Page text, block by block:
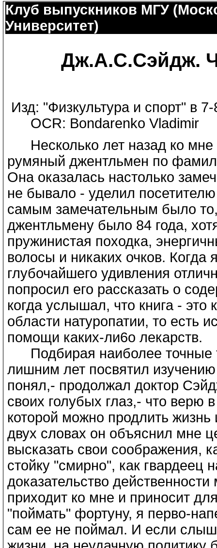
Клуб выпускников МГУ
Университет)
Дж.А.С.Сэйдж.
Изд: "Физкультура и спорт" в
OCR: Bondarenko Vladimir
Несколько лет назад ко
румяный джентльмен по
Она оказалась настолько
не бывало - уделил
самым замечательным было
джентльмену было 84 года,
пружинистая походка,
волосы и никаких очков. Когда
глубочайшего удивления
попросил его рассказать о
когда услышал, что книга - это
области натуропатии, то есть
помощи каких-ли6о лекарств.
Подбирая наиболее точные
лишним лет посвятил
понял,- продолжал доктор
своих голубых глаз,- что верю
которой можно продлить жизнь
двух словах он объяснил мне
высказать свои соображения,
стойку "смирно", как
доказательство
приходит ко мне и приносит
"поймать" фортуну, я перво-
сам ее не поймал. И если